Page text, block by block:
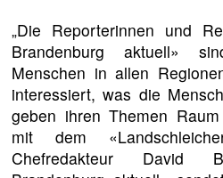
„Die Reporterinnen und
Brandenburg aktuell»
Menschen in allen
interessiert, was die
geben ihren Themen
mit dem
Chefredakteur David